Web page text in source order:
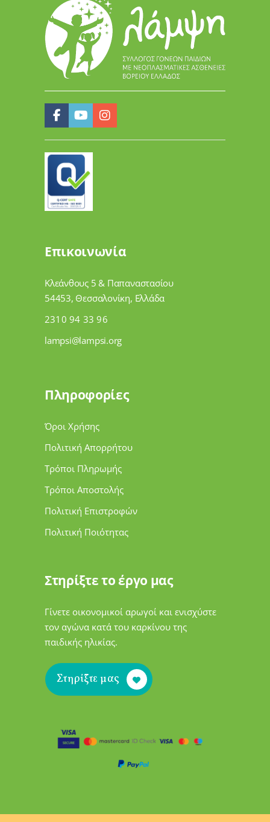
Επικοινωνία
Κλεάνθους 5 & Παπαναστασίου
54453, Θεσσαλονίκη, Ελλάδα
2310 94 33 96
lampsi@lampsi.org
Πληροφορίες
Όροι Χρήσης
Πολιτική Απορρήτου
Τρόποι Πληρωμής
Τρόποι Αποστολής
Πολιτική Επιστροφών
Πολιτική Ποιότητας
Στηρίξτε το έργο μας
Γίνετε οικονομικοί αρωγοί και ενισχύστε
τον αγώνα κατά του καρκίνου της
παιδικής ηλικίας.
Στηρίξτε μας